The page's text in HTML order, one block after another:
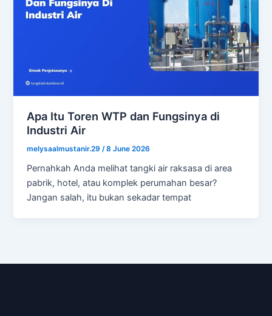
Apa Itu Toren WTP dan Fungsinya di
Industri Air
melysaalmustanir.29 /8 June 2026
Pernahkah Anda melihat tangki air raksasa di area
pabrik, hotel, atau komplek perumahan besar?
Jangan salah, itu bukan sekadar tempat